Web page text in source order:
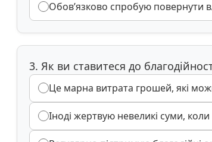
Обов’язково спробую повернути
3. Як ви ставитеся до
Це марна витрата грошей, які
Іноді жертвую невеликі суми,